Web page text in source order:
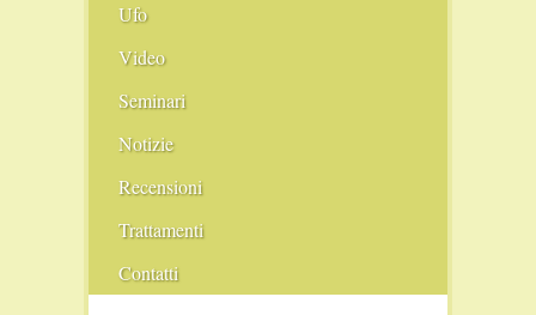
Ufo
I cerchi nel grano
Video
Seminari
Notizie
Film Consigliati
Scie chimiche
Il Vecchio Blog
Recensioni
Comunità
Conferenze
Fiere
Trattamenti
Pranoterapia
Contatti